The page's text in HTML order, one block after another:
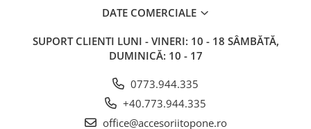
DATE COMERCIALE
SUPORT CLIENTI LUNI - VINERI: 10 - 18 SÂMBĂTĂ,
DUMINICĂ: 10 - 17
0773.944.335
+40.773.944.335
office@accesoriitopone.ro